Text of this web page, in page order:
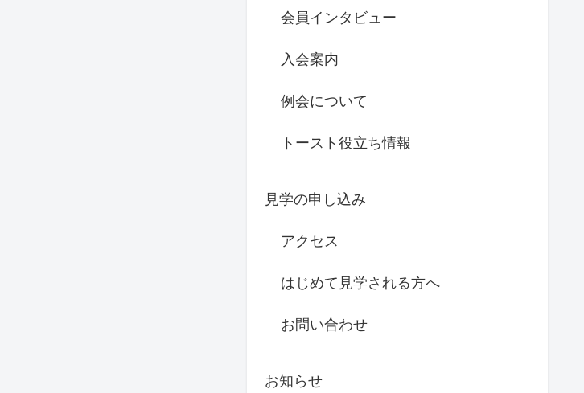
会員インタビュー
入会案内
例会について
トースト役立ち情報
見学の申し込み
アクセス
はじめて見学される方へ
お問い合わせ
お知らせ